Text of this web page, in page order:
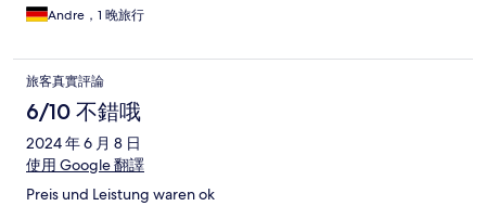
Andre，1 晚旅行
旅客真實評論
6/10 不錯哦
2024 年 6 月 8 日
使用 Google 翻譯
Preis und Leistung waren ok